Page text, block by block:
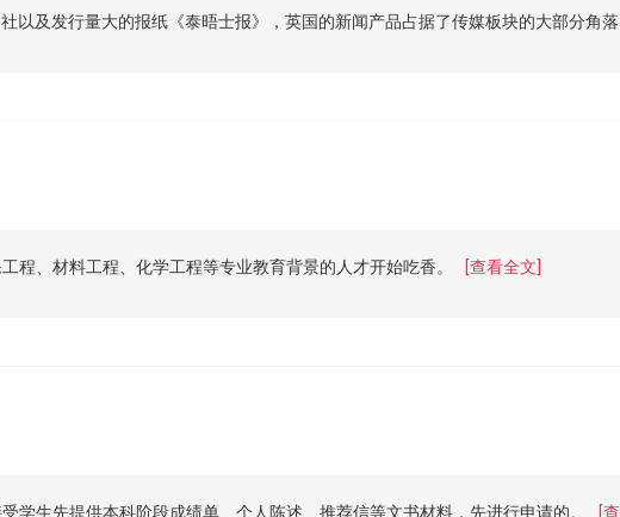
及发行量大的报纸《泰晤士报》，英国的新闻产品占据了传媒板块的大部分角落
程、材料工程、化学工程等专业教育背景的人才开始吃香。 [查看全文]
生先提供本科阶段成绩单、个人陈述、推荐信等文书材料，先进行申请的。 [